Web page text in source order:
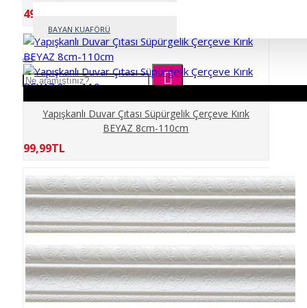
BAYAN KUAFÖRÜ
BEBEK
CAFE
ÇİÇEKLER
ÇOCUKLAR
DENİZ OKYANUS
DENİZLATI AKVARYUM
DERİNLİK
499,99TL
Yapışkanlı Duvar Çıtası Süpürgelik Çerçeve Kırık
BEYAZ 8cm-110cm
99,99TL